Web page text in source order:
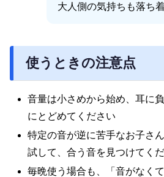
大人側の気持ちも落ち
使うときの注意点
音量は小さめから始め、耳に
にとどめてください
特定の音が逆に苦手なお子さ
試して、合う音を見つけてく
毎晩使う場合も、「音がなく